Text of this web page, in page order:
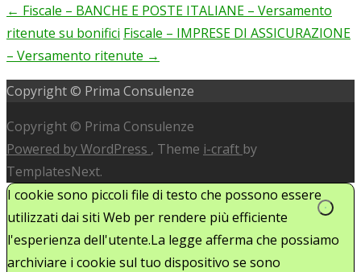
Post
navigation
← Fiscale – BANCHE E POSTE ITALIANE – Versamento
ritenute su bonifici Fiscale – IMPRESE DI ASSICURAZIONE
– Versamento ritenute →
Copyright © Prima Consulenze
Copyright © Prima Consulenze
Powered by WordPress , Theme i-craft by
TemplatesNext.
I cookie sono piccoli file di testo che possono essere
utilizzati dai siti Web per rendere più efficiente
l'esperienza dell'utente.La legge afferma che possiamo
archiviare i cookie sul tuo dispositivo se sono